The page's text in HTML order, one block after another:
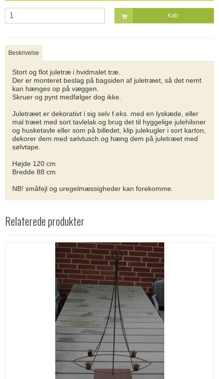
Køb
Beskrivelse
Stort og flot juletræ i hvidmalet træ.
Der er monteret beslag på bagsiden af juletræet, så det nemt
kan hænges op på væggen.
Skruer og pynt medfølger dog ikke.
Juletræet er dekorativt i sig selv f.eks. med en lyskæde, eller
mal træet med sort tavlelak og brug det til hyggelige julehilsner
og husketavle eller som på billedet, klip julekugler i sort karton,
dekorer dem med sølvtusch og hæng dem på juletræet med
sølvtape.
Højde 120 cm
Bredde 88 cm
NB! småfejl og uregelmæssigheder kan forekomme.
Relaterede produkter